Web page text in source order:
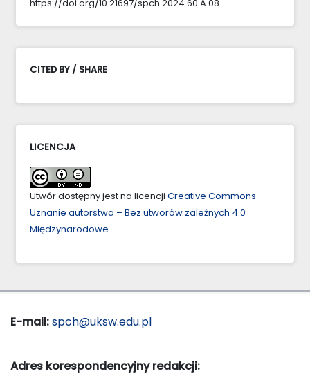
https://doi.org/10.21697/spch.2024.60.A.08
CITED BY / SHARE
LICENCJA
Utwór dostępny jest na licencji Creative Commons
Uznanie autorstwa – Bez utworów zależnych 4.0
Międzynarodowe.
E-mail:spch@uksw.edu.pl
Adres korespondencyjny redakcji: